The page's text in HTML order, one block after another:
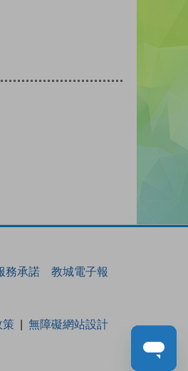
務承諾 教城電子報
策 無障礙網站設計